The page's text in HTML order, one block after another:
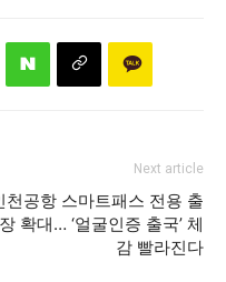
Next article
천공항 스마트패스 전용 출
확대… ‘얼굴인증 출국’ 체
감 빨라진다